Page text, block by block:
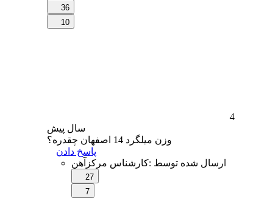
36
10
4
سال پیش
وزن میلگرد 14 اصفهان چقدره؟
پاسخ دادن
ارسال شده توسط :کارشناس مرکزآهن
27
7